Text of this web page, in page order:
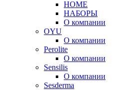
HOME
НАБОРЫ
О компании
OYU
О компании
Perolite
О компании
Sensilis
О компании
Sesderma